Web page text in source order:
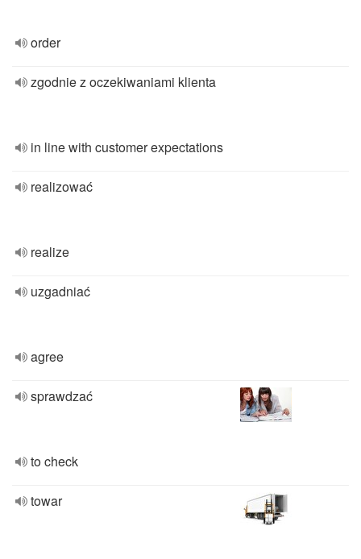
order
zgodnie z oczekiwaniami klienta
in line with customer expectations
realizować
realize
uzgadniać
agree
sprawdzać
to check
towar